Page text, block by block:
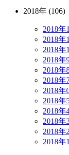
2018年 (106)
2018年
2018年
2018年
2018年
2018年
2018年
2018年
2018年
2018年
2018年
2018年
2018年